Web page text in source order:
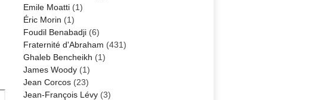
Emile Moatti(1)
Éric Morin (1)
Foudil Benabadji(6)
Fraternité d'Abraham (431)
Ghaleb Bencheikh (1)
James Woody(1)
Jean Corcos(23)
Jean-François Lévy(3)